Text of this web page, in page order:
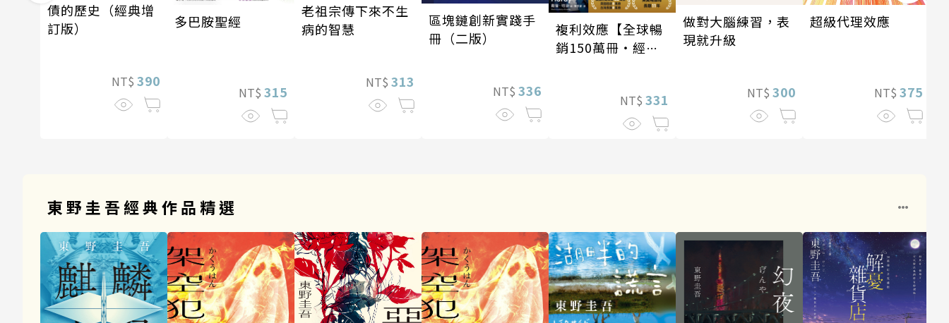
債的歷史（經典增
訂版）
NT$ 390
多巴胺聖經
NT$ 315
老祖宗傳下來不生
病的智慧
NT$ 313
區塊鏈創新實踐手
冊（二版）
NT$ 336
複利效應【全球暢
銷150萬冊・經典
NT$ 331
做對大腦練習，表
現就升級
NT$ 300
超級代理效應
NT$ 375
東野圭吾經典作品精選